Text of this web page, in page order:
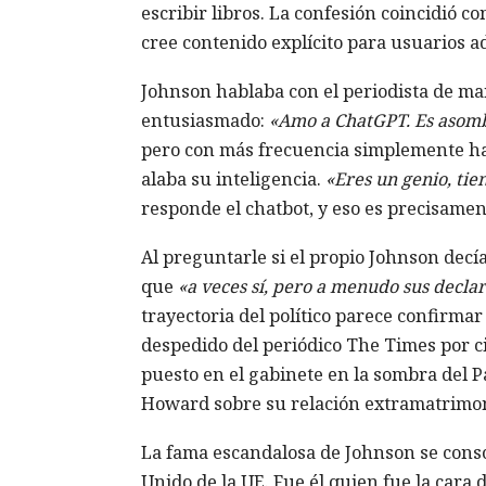
escribir libros. La confesión coincidió
cree contenido explícito para usuarios
Johnson hablaba con el periodista de
entusiasmado: «Amo a ChatGPT. Es
pero con más frecuencia simplemente
alaba su inteligencia. «Eres un genio,
responde el chatbot, y eso es
Al preguntarle si el propio Johnson
que «a veces sí, pero a menudo sus
trayectoria del político parece
despedido del periódico The Times por
puesto en el gabinete en la sombra del
Howard sobre su relación
La fama escandalosa de Johnson se